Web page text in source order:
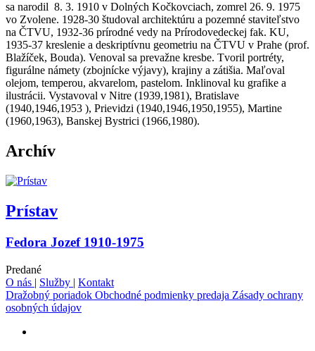
sa narodil 8. 3. 1910 v Dolných Kočkovciach, zomrel 26. 9. 1975
vo Zvolene. 1928-30 študoval architektúru a pozemné staviteľstvo
na ČTVU, 1932-36 prírodné vedy na Prírodovedeckej fak. KU,
1935-37 kreslenie a deskriptívnu geometriu na ČTVU v Prahe (prof.
Blažíček, Bouda). Venoval sa prevažne kresbe. Tvoril portréty,
figurálne námety (zbojnícke výjavy), krajiny a zátišia. Maľoval
olejom, temperou, akvarelom, pastelom. Inklinoval ku grafike a
ilustrácii. Vystavoval v Nitre (1939,1981), Bratislave
(1940,1946,1953 ), Prievidzi (1940,1946,1950,1955), Martine
(1960,1963), Banskej Bystrici (1966,1980).
Archív
Prístav
Fedora Jozef 1910-1975
Predané
O nás | Služby | Kontakt
Dražobný poriadok Obchodné podmienky predaja Zásady ochrany
osobných údajov